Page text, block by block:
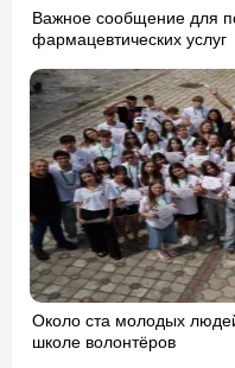
Важное сообщение для
фармацевтических услуг
Около ста молодых
школе волонтёров